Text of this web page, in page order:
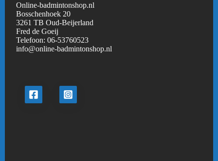
Online-badmintonshop.nl
Bosschenhoek 20
3261 TB Oud-Beijerland
Fred de Goeij
Telefoon:06-53760523
info@online-badmintonshop.nl